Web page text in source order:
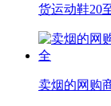
货运动鞋20
卖烟的网购